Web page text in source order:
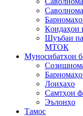
Қоидаҳои
Шуъбаи
МТОК
Муносибатҳои
Лоиҳаҳо
Самтҳои
Эълонҳо
Тамос